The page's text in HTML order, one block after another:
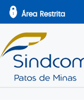
Área Restrita